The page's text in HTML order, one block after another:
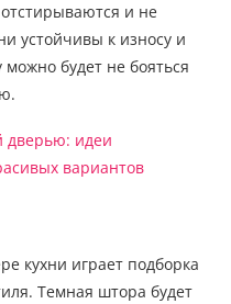
и не
устойчивы к износу и
будет не бояться
кухни играет подборка
Темная штора будет